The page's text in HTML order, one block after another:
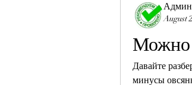
August
Можно
Давайте
минусы